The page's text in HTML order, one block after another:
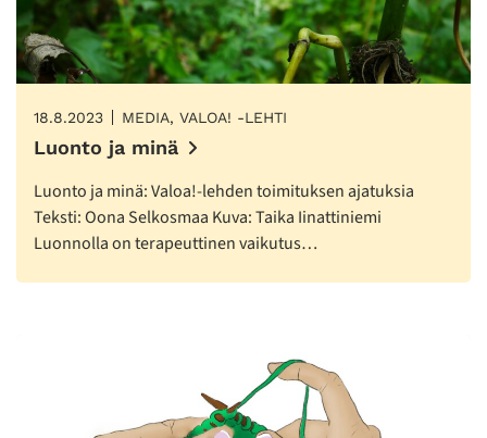
18.8.2023 MEDIA, VALOA! -LEHTI
Luonto ja minä
Luonto ja minä: Valoa!-lehden toimituksen ajatuksia
Teksti: Oona Selkosmaa Kuva: Taika Iinattiniemi
Luonnolla on terapeuttinen vaikutus…